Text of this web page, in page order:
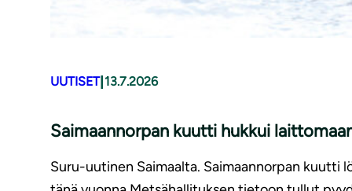
UUTISET| 13.7.2026
Saimaannorpan kuutti hukkui
Suru-uutinen Saimaalta. Saimaannorpan kuutti